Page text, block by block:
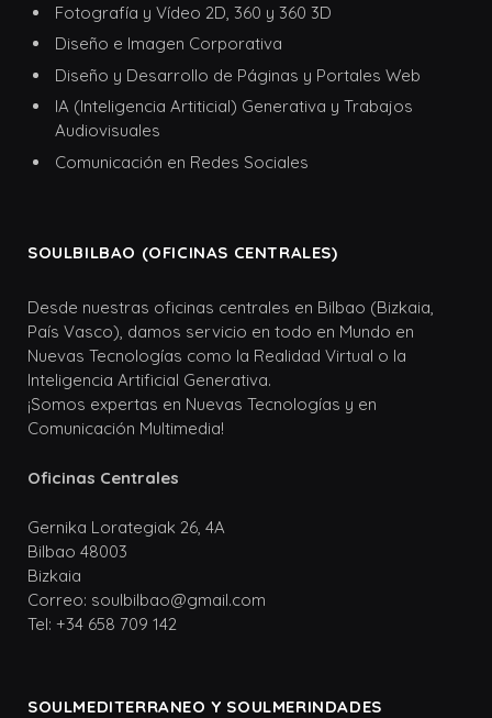
Fotografía y Vídeo 2D, 360 y 360 3D
Diseño e Imagen Corporativa
Diseño y Desarrollo de Páginas y Portales Web
IA (Inteligencia Artiticial) Generativa y Trabajos
Audiovisuales
Comunicación en Redes Sociales
SOULBILBAO (OFICINAS CENTRALES)
Desde nuestras oficinas centrales en Bilbao (Bizkaia,
País Vasco), damos servicio en todo en Mundo en
Nuevas Tecnologías como la Realidad Virtual o la
Inteligencia Artificial Generativa.
¡Somos expertas en Nuevas Tecnologías y en
Comunicación Multimedia!
Oficinas Centrales
Gernika Lorategiak 26, 4A
Bilbao 48003
Bizkaia
Correo: soulbilbao@gmail.com
Tel: +34 658 709 142
SOULMEDITERRANEO Y SOULMERINDADES